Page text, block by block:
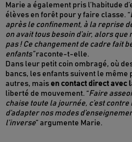
Marie a également pris l’habitude
élèves en forêt pour y faire classe. “
après le confinement, à la reprise
on avait tous besoin d’air, alors que
pas ! Ce changement de cadre fait
enfants”raconte-t-elle.
Dans leur petit coin ombragé, où
bancs, les enfants suivent le
autres, mais en contact direct avec
liberté de mouvement. “Faire
chaise toute la journée, c’est contre
d’adapter nos modes
l’inverse” argumente Marie.